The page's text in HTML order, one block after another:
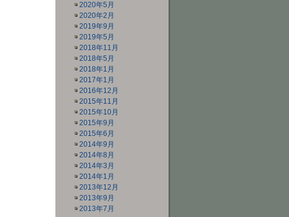
2020年5月
2020年2月
2019年9月
2019年5月
2018年11月
2018年5月
2018年1月
2017年1月
2016年12月
2015年11月
2015年10月
2015年9月
2015年6月
2014年9月
2014年8月
2014年3月
2014年1月
2013年12月
2013年9月
2013年7月